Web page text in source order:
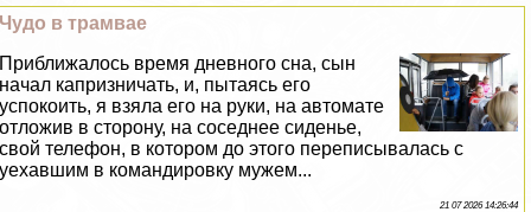
Чудо в трамвае
Приближалось время дневного сна, сын
начал капризничать, и, пытаясь его
успокоить, я взяла его на руки, на автомате
отложив в сторону, на соседнее сиденье,
свой телефон, в котором до этого переписывалась с
уехавшим в комaндировку мужем...
21 07 2026 14:26:44